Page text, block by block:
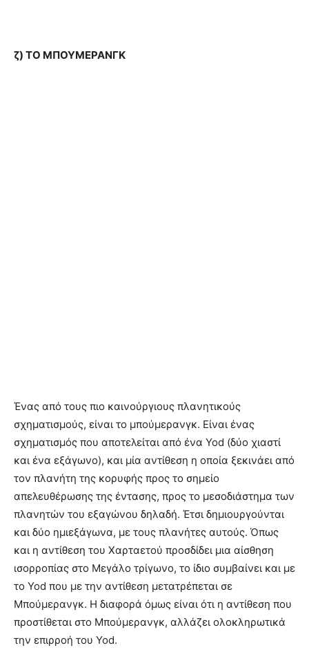
ζ) TO ΜΠΟΥΜΕΡΑΝΓΚ
Ένας από τους πιο καινούργιους πλανητικούς
σχηματισμούς, είναι το μπούμερανγκ. Είναι ένας
σχηματισμός που αποτελείται από ένα Yod (δύο χιαστί
και ένα εξάγωνο), και μία αντίθεση η οποία ξεκινάει από
τον πλανήτη της κορυφής προς το σημείο
απελευθέρωσης της έντασης, προς το μεσοδιάστημα των
πλανητών του εξαγώνου δηλαδή. Έτσι δημιουργούνται
και δύο ημιεξάγωνα, με τους πλανήτες αυτούς. Όπως
και η αντίθεση του Χαρταετού προσδίδει μια αίσθηση
ισορροπίας στο Μεγάλο τρίγωνο, το ίδιο συμβαίνει και με
το Yod που με την αντίθεση μετατρέπεται σε
Μπούμερανγκ. Η διαφορά όμως είναι ότι η αντίθεση που
προστίθεται στο Μπούμερανγκ, αλλάζει ολοκληρωτικά
την επιρροή του Yod.